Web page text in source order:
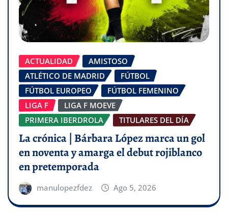
ACTUALIDAD
AMISTOSO
ATLÉTICO DE MADRID
FÚTBOL
FÚTBOL EUROPEO
FÚTBOL FEMENINO
LIGA F
LIGA F MOEVE
PRIMERA IBERDROLA
TITULARES DEL DÍA
La crónica | Bárbara López marca un gol
en noventa y amarga el debut rojiblanco
en pretemporada
manulopezfdez Ago 5, 2026